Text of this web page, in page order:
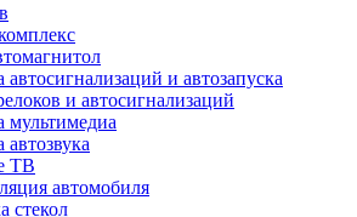
автосигнализаций и автозапуска
и автосигнализаций
мультимедиа
автозвука
ТВ
автомобиля
стекол